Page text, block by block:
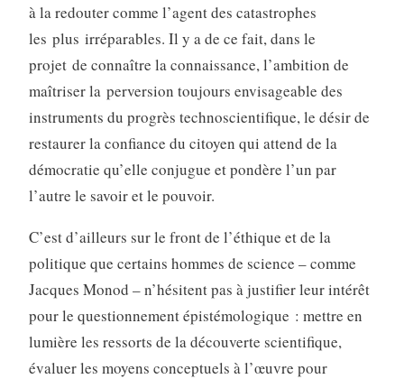
à la redouter comme l’agent des catastrophes
les plus irréparables. Il y a de ce fait, dans le
projet de connaître la connaissance, l’ambition de
maîtriser la perversion toujours envisageable des
instruments du progrès technoscientifique, le désir de
restaurer la confiance du citoyen qui attend de la
démocratie qu’elle conjugue et pondère l’un par
l’autre le savoir et le pouvoir.
C’est d’ailleurs sur le front de l’éthique et de la
politique que certains hommes de science – comme
Jacques Monod – n’hésitent pas à justifier leur intérêt
pour le questionnement épistémologique : mettre en
lumière les ressorts de la découverte scientifique,
évaluer les moyens conceptuels à l’œuvre pour